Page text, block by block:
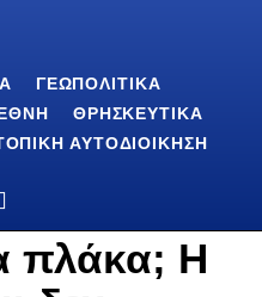
ΓΕΩΠΟΛΙΤΙΚΆ
ΘΡΗΣΚΕΥΤΙΚΆ
ΑΥΤΟΔΙΟΊΚΗΣΗ
πλάκα; Η